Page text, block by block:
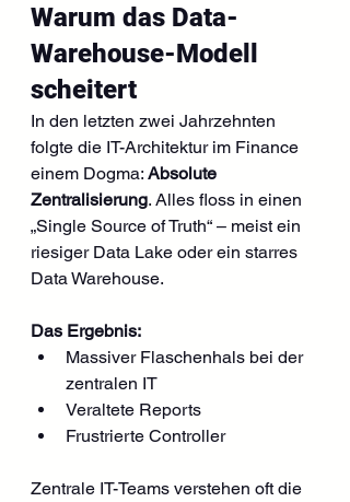
Warum das Data-
Warehouse-Modell
scheitert
In den letzten zwei Jahrzehnten
folgte die IT-Architektur im Finance
einem Dogma: Absolute
Zentralisierung. Alles floss in einen
„Single Source of Truth“ – meist ein
riesiger Data Lake oder ein starres
Data Warehouse.
Das Ergebnis:
Massiver Flaschenhals bei der
zentralen IT
Veraltete Reports
Frustrierte Controller
Zentrale IT-Teams verstehen oft die